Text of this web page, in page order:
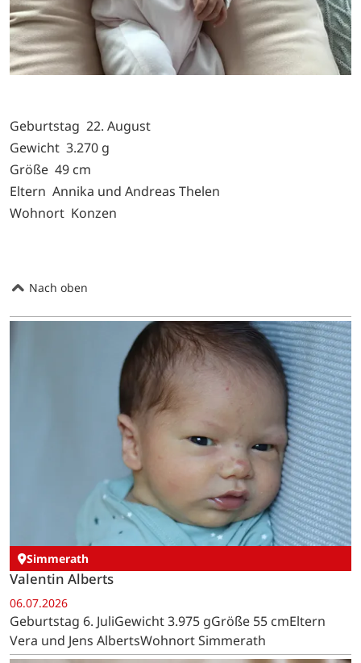
Geburtstag 22. August
Gewicht 3.270 g
Größe 49 cm
Eltern Annika und Andreas Thelen
Wohnort Konzen
Nach oben
Simmerath
Valentin Alberts
06.07.2026
Geburtstag 6. JuliGewicht 3.975 gGröße 55 cmEltern
Vera und Jens AlbertsWohnort Simmerath